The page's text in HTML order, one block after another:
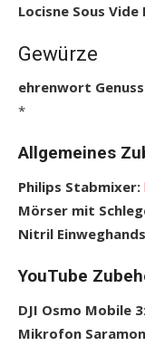
Locisne Sous Vide
Gewürze
ehrenwort
*
Allgemeines
Philips Stabmixer:
Mörser mit
Nitril
YouTube
DJI Osmo Mobile 3:
Mikrofon